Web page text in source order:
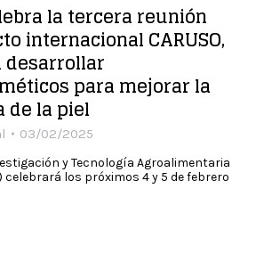
la tercera reunión
internacional CARUSO,
desarrollar
para mejorar la
de la piel
03/02/2025
y Tecnología Agroalimentaria
celebrará los próximos 4 y 5 de febrero